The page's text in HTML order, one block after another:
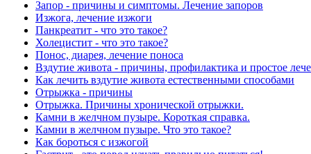
Запор - причины и симптомы. Лечение запоров
Изжога, лечение изжоги
Панкреатит - что это такое?
Холецистит - что это такое?
Понос, диарея, лечение поноса
Вздутие живота - причины, профилактика и простое
Как лечить вздутие живота естественными способами
Отрыжка - причины
Отрыжка. Причины хронической отрыжки.
Камни в желчном пузыре. Короткая справка.
Камни в желчном пузыре. Что это такое?
Как бороться с изжогой